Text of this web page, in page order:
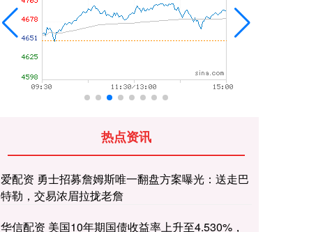
热点资讯
爱配资 勇士招募詹姆斯唯一翻盘方案曝光：送走巴
特勒，交易浓眉拉拢老詹
华信配资 美国10年期国债收益率上升至4.530%，